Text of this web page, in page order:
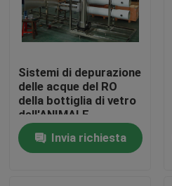
Casa
Prodotti
Sistemi di depurazione
delle acque del RO
della bottiglia di vetro
dell'ANIMALE
DOMESTICO in acciaio
inossidabile, filtro da
trattamento delle
Invia richiesta